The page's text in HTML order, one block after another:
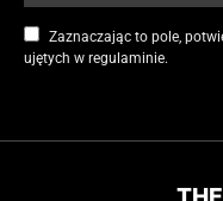
Zaznaczając to pole,
ujętych w regulaminie.